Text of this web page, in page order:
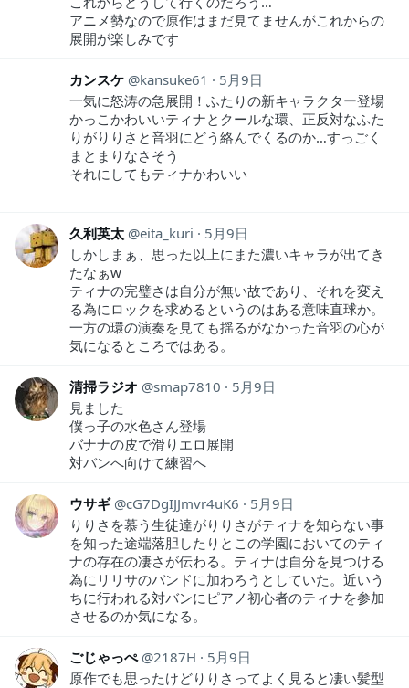
アニメ勢なので原作はまだ見てませんがこれからの
展開が楽しみです
カンスケ kansuke61
5月9日
一気に怒涛の急展開！ふたりの新キャラクター登場
かっこかわいいティナとクールな環、正反対なふた
りがりりさと音羽にどう絡んでくるのか…すっごく
まとまりなさそう
それにしてもティナかわいい
久利英太 eita_kuri
5月9日
しかしまぁ、思った以上にまた濃いキャラが出てき
たなぁw
ティナの完璧さは自分が無い故であり、それを変え
る為にロックを求めるというのはある意味直球か。
一方の環の演奏を見ても揺るがなかった音羽の心が
気になるところではある。
清掃ラジオ smap7810
5月9日
見ました
僕っ子の水色さん登場
バナナの皮で滑りエロ展開
対バンへ向けて練習へ
ウサギ cG7DgIJJmvr4uK6
5月9日
りりさを慕う生徒達がりりさがティナを知らない事
を知った途端落胆したりとこの学園においてのティ
ナの存在の凄さが伝わる。ティナは自分を見つける
為にリリサのバンドに加わろうとしていた。近いう
ちに行われる対バンにピアノ初心者のティナを参加
させるのか気になる。
ごじゃっぺ 2187H
5月9日
原作でも思ったけどりりさってよく見ると凄い髪型